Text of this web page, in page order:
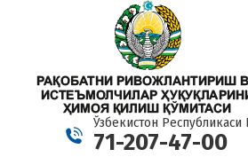
Ўзбекистон Республикаси
71-207-47-00